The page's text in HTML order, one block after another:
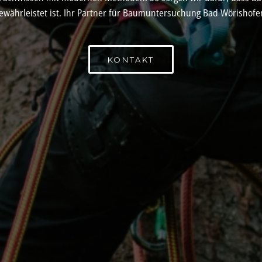
ist. Ihr Partner für Baumuntersuchung Bad
KONTAKT